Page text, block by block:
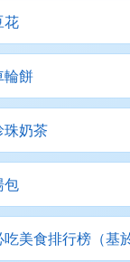
花
輪餅
珠奶茶
包
美食排行榜（基